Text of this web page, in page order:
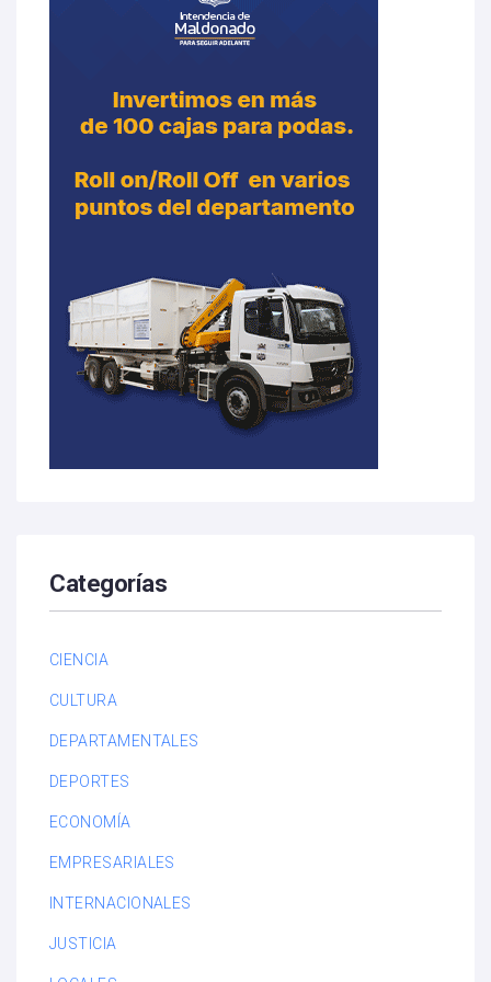
Categorías
CIENCIA
CULTURA
DEPARTAMENTALES
DEPORTES
ECONOMÍA
EMPRESARIALES
INTERNACIONALES
JUSTICIA